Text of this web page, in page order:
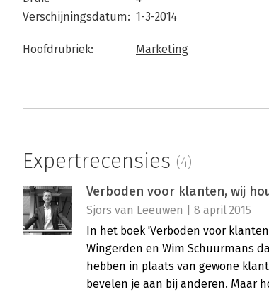
Verschijningsdatum: 1-3-2014
Hoofdrubriek: Marketing
Expertrecensies (4)
Verboden voor klanten, wij
Sjors van Leeuwen | 8 april 2015
In het boek 'Verboden voor
Wingerden en Wim Schuurmans
hebben in plaats van gewone
bevelen je aan bij anderen. Maar